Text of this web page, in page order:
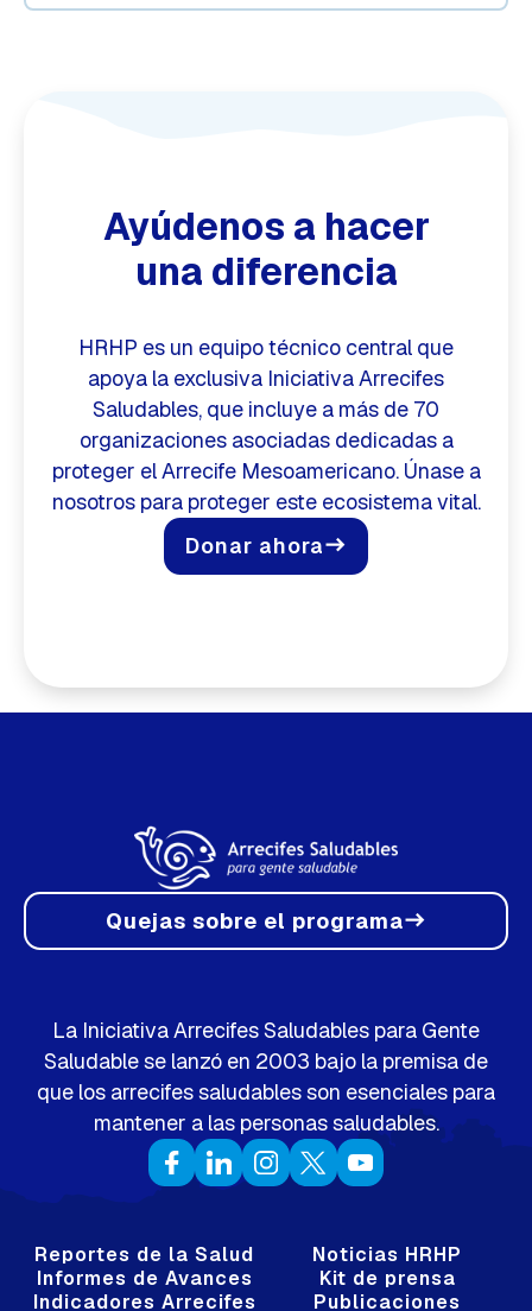
Ayúdenos a hacer
una diferencia
HRHP es un equipo técnico central que
apoya la exclusiva Iniciativa Arrecifes
Saludables, que incluye a más de 70
organizaciones asociadas dedicadas a
proteger el Arrecife Mesoamericano. Únase a
nosotros para proteger este ecosistema vital.
Donar ahoraeast
Quejas sobre el programaeast
La Iniciativa Arrecifes Saludables para Gente
Saludable se lanzó en 2003 bajo la premisa de
que los arrecifes saludables son esenciales para
mantener a las personas saludables.
Reportes de la Salud
Informes de Avances
Indicadores Arrecifes
Noticias HRHP
Kit de prensa
Publicaciones